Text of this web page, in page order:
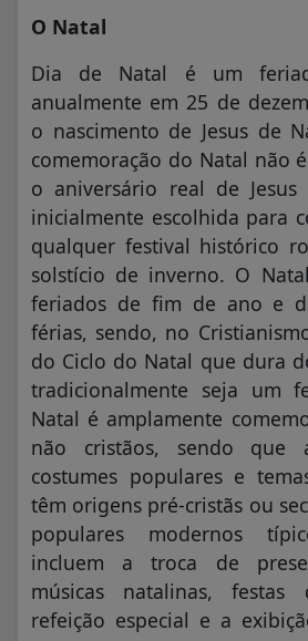
O Natal
Dia de Natal é um
anualmente em 25 de
o nascimento de Jesus de
comemoração do Natal não
o aniversário real de
inicialmente escolhida para
qualquer festival histórico
solstício de inverno. O
feriados de fim de ano e
férias, sendo, no
do Ciclo do Natal que dura
tradicionalmente seja um
Natal é amplamente
não cristãos, sendo que
costumes populares e
têm origens pré-cristãs ou
populares modernos
incluem a troca de
músicas natalinas,
refeição especial e a